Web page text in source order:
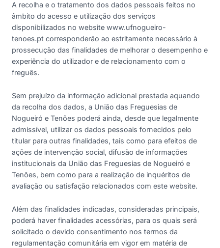
A recolha e o tratamento dos dados pessoais feitos no
âmbito do acesso e utilização dos serviços
disponibilizados no website www.ufnogueiro-
tenoes.pt corresponderão ao estritamente necessário à
prossecução das finalidades de melhorar o desempenho e
experiência do utilizador e de relacionamento com o
freguês.
Sem prejuízo da informação adicional prestada aquando
da recolha dos dados, a União das Freguesias de
Nogueiró e Tenões poderá ainda, desde que legalmente
admissível, utilizar os dados pessoais fornecidos pelo
titular para outras finalidades, tais como para efeitos de
ações de intervenção social, difusão de informações
institucionais da União das Freguesias de Nogueiró e
Tenões, bem como para a realização de inquéritos de
avaliação ou satisfação relacionados com este website.
Além das finalidades indicadas, consideradas principais,
poderá haver finalidades acessórias, para os quais será
solicitado o devido consentimento nos termos da
regulamentação comunitária em vigor em matéria de